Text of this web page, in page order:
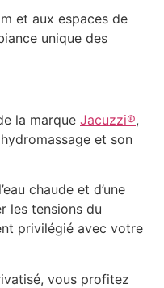
et aux espaces de
unique des
la marque Jacuzzi®,
et son
chaude et d’une
les tensions du
privilégié avec votre
vous profitez